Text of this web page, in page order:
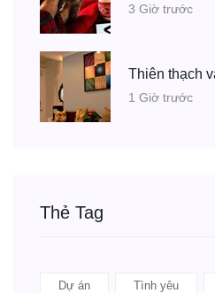
3 Giờ trước
Thiên thạch
1 Giờ trước
Thẻ Tag
Dự án Tình yêu